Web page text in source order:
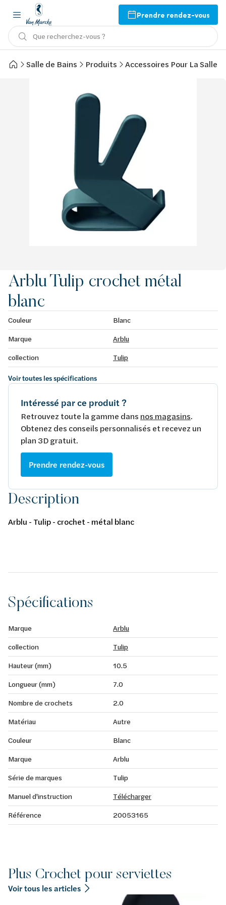
Prendre rendez-vous
Que recherchez-vous ?
Salle de Bains Produits Accessoires Pour La Salle
Arblu Tulip crochet métal
blanc
Couleur
Blanc
Marque
Arblu
collection
Tulip
Voir toutes les spécifications
Intéressé par ce produit ?
Retrouvez toute la gamme dans nos magasins.
Obtenez des conseils personnalisés et recevez un
plan 3D gratuit.
Prendre rendez-vous
Description
Arblu - Tulip - crochet - métal blanc
Spécifications
Marque
Arblu
collection
Tulip
Hauteur (mm)
10.5
Longueur (mm)
7.0
Nombre de crochets
2.0
Matériau
Autre
Couleur
Blanc
Marque
Arblu
Série de marques
Tulip
Manuel d'instruction
Télécharger
Référence
20053165
Plus Crochet pour serviettes
Voir tous les articles